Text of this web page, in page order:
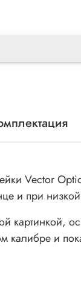
Vector
и при
картинкой,
калибре и